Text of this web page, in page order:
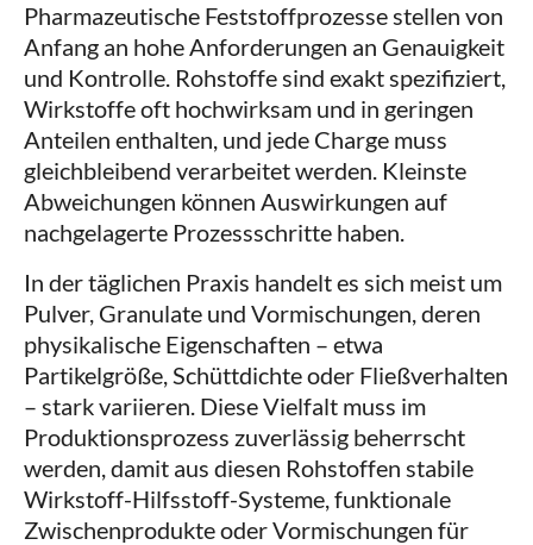
Pharmazeutische Feststoffprozesse stellen von
Anfang an hohe Anforderungen an Genauigkeit
und Kontrolle. Rohstoffe sind exakt spezifiziert,
Wirkstoffe oft hochwirksam und in geringen
Anteilen enthalten, und jede Charge muss
gleichbleibend verarbeitet werden. Kleinste
Abweichungen können Auswirkungen auf
nachgelagerte Prozessschritte haben.
In der täglichen Praxis handelt es sich meist um
Pulver, Granulate und Vormischungen, deren
physikalische Eigenschaften – etwa
Partikelgröße, Schüttdichte oder Fließverhalten
– stark variieren. Diese Vielfalt muss im
Produktionsprozess zuverlässig beherrscht
werden, damit aus diesen Rohstoffen stabile
Wirkstoff-Hilfsstoff-Systeme, funktionale
Zwischenprodukte oder Vormischungen für